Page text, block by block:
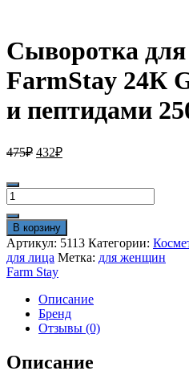
Сыворотка
FarmStay 24К
и пептидами
475₽ Первоначальная
432₽Текущая
Количество
товара
Сыворотка
для
лица
FarmStay
24К
Gold
золотом
пептидами
250
В корзину
Артикул: 5113 Категории:
для лица Метка: для женщин
Farm Stay
Описание
Бренд
Отзывы (0)
Описание